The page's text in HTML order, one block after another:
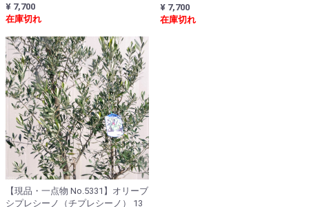
¥ 7,700
在庫切れ
¥ 7,700
在庫切れ
【現品・一点物 No.5331】オリーブ
シプレシーノ（チプレシーノ） 13